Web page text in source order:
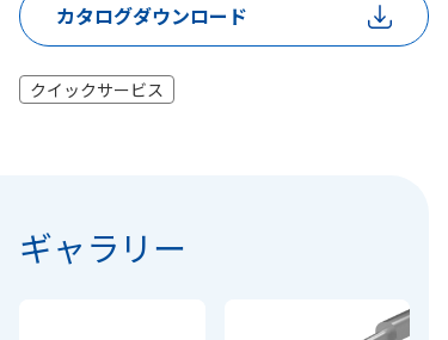
カタログダウンロード
クイックサービス
ギャラリー